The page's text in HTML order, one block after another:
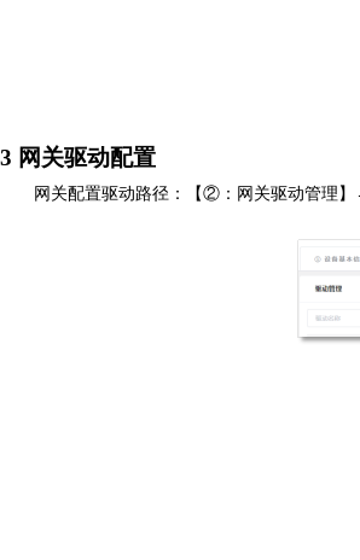
3 网关驱动配置
网关配置驱动路径：【②：网关驱动管理】